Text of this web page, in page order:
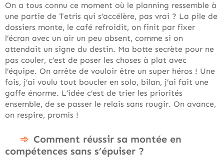
On a tous connu ce moment où le planning ressemble à
une partie de Tetris qui s’accélère, pas vrai ? La pile de
dossiers monte, le café refroidit, on finit par fixer
l’écran avec un air un peu absent, comme si on
attendait un signe du destin. Ma botte secrète pour ne
pas couler, c’est de poser les choses à plat avec
l’équipe. On arrête de vouloir être un super héros ! Une
fois, j’ai voulu tout boucler en solo, bilan, j’ai fait une
gaffe énorme. L’idée c’est de trier les priorités
ensemble, de se passer le relais sans rougir. On avance,
on respire, promis !
Comment réussir sa montée en
compétences sans s’épuiser ?